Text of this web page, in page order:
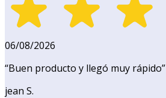
06/08/2026
“Buen producto y llegó muy rápido”
jean S.